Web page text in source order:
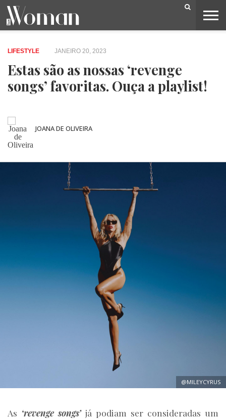
BELEZA
CAPA
LIFESTYLE
MODA
OPINIÃO
PESSOAS
SOCIEDADE
VIDEOS
LIFESTYLE JANEIRO 20, 2023
Estas são as nossas ‘revenge
songs’ favoritas. Ouça a playlist!
JOANA DE OLIVEIRA
@MILEYCYRUS
As ‘revenge songs’já podiam ser consideradas um